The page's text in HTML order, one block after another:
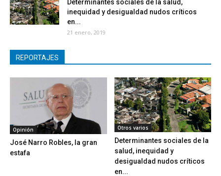
Determinantes sociales de la salud,
inequidad y desigualdad nudos críticos
en...
21 enero, 2019
REPORTAJES
Opinión
José Narro Robles, la gran
estafa
Otros varios
Determinantes sociales de la
salud, inequidad y
desigualdad nudos críticos
en...